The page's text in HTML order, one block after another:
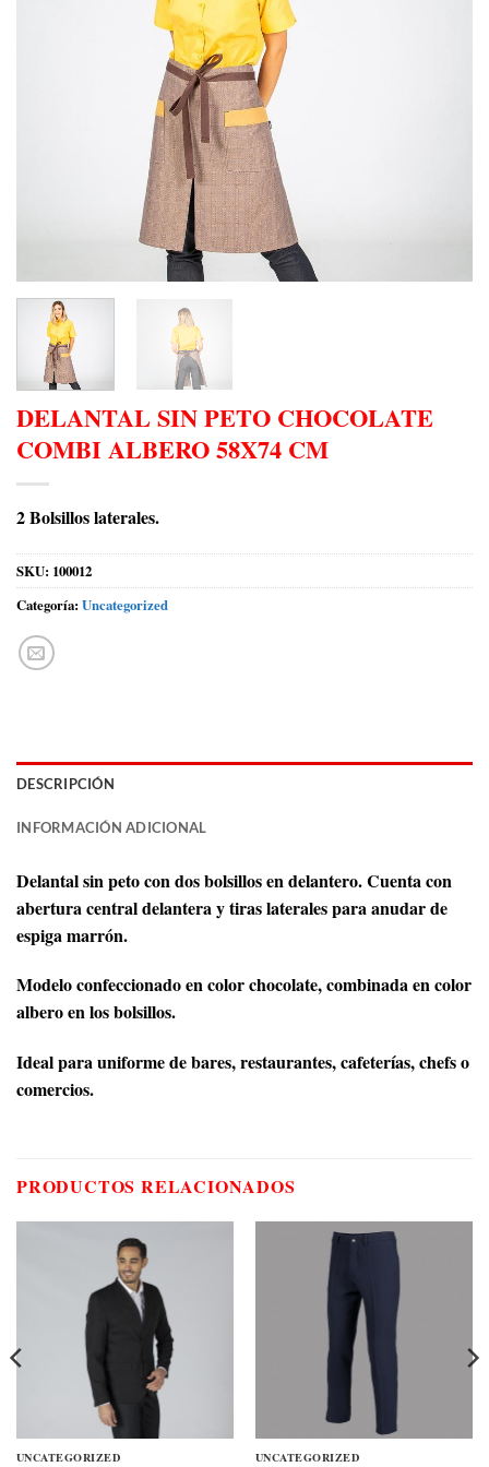
DELANTAL SIN PETO CHOCOLATE
COMBI ALBERO 58X74 CM
2 Bolsillos laterales.
SKU: 100012
Categoría: Uncategorized
DESCRIPCIÓN
INFORMACIÓN ADICIONAL
Delantal sin peto con dos bolsillos en delantero. Cuenta con
abertura central delantera y tiras laterales para anudar de
espiga marrón.
Modelo confeccionado en color chocolate, combinada en color
albero en los bolsillos.
Ideal para uniforme de bares, restaurantes, cafeterías, chefs o
comercios.
PRODUCTOS RELACIONADOS
UNCATEGORIZED UNCATEGORIZED